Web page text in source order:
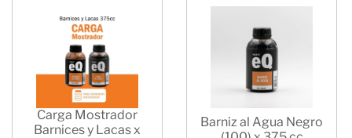
Carga Mostrador
Barnices y Lacas x
Barniz al Agua Negro